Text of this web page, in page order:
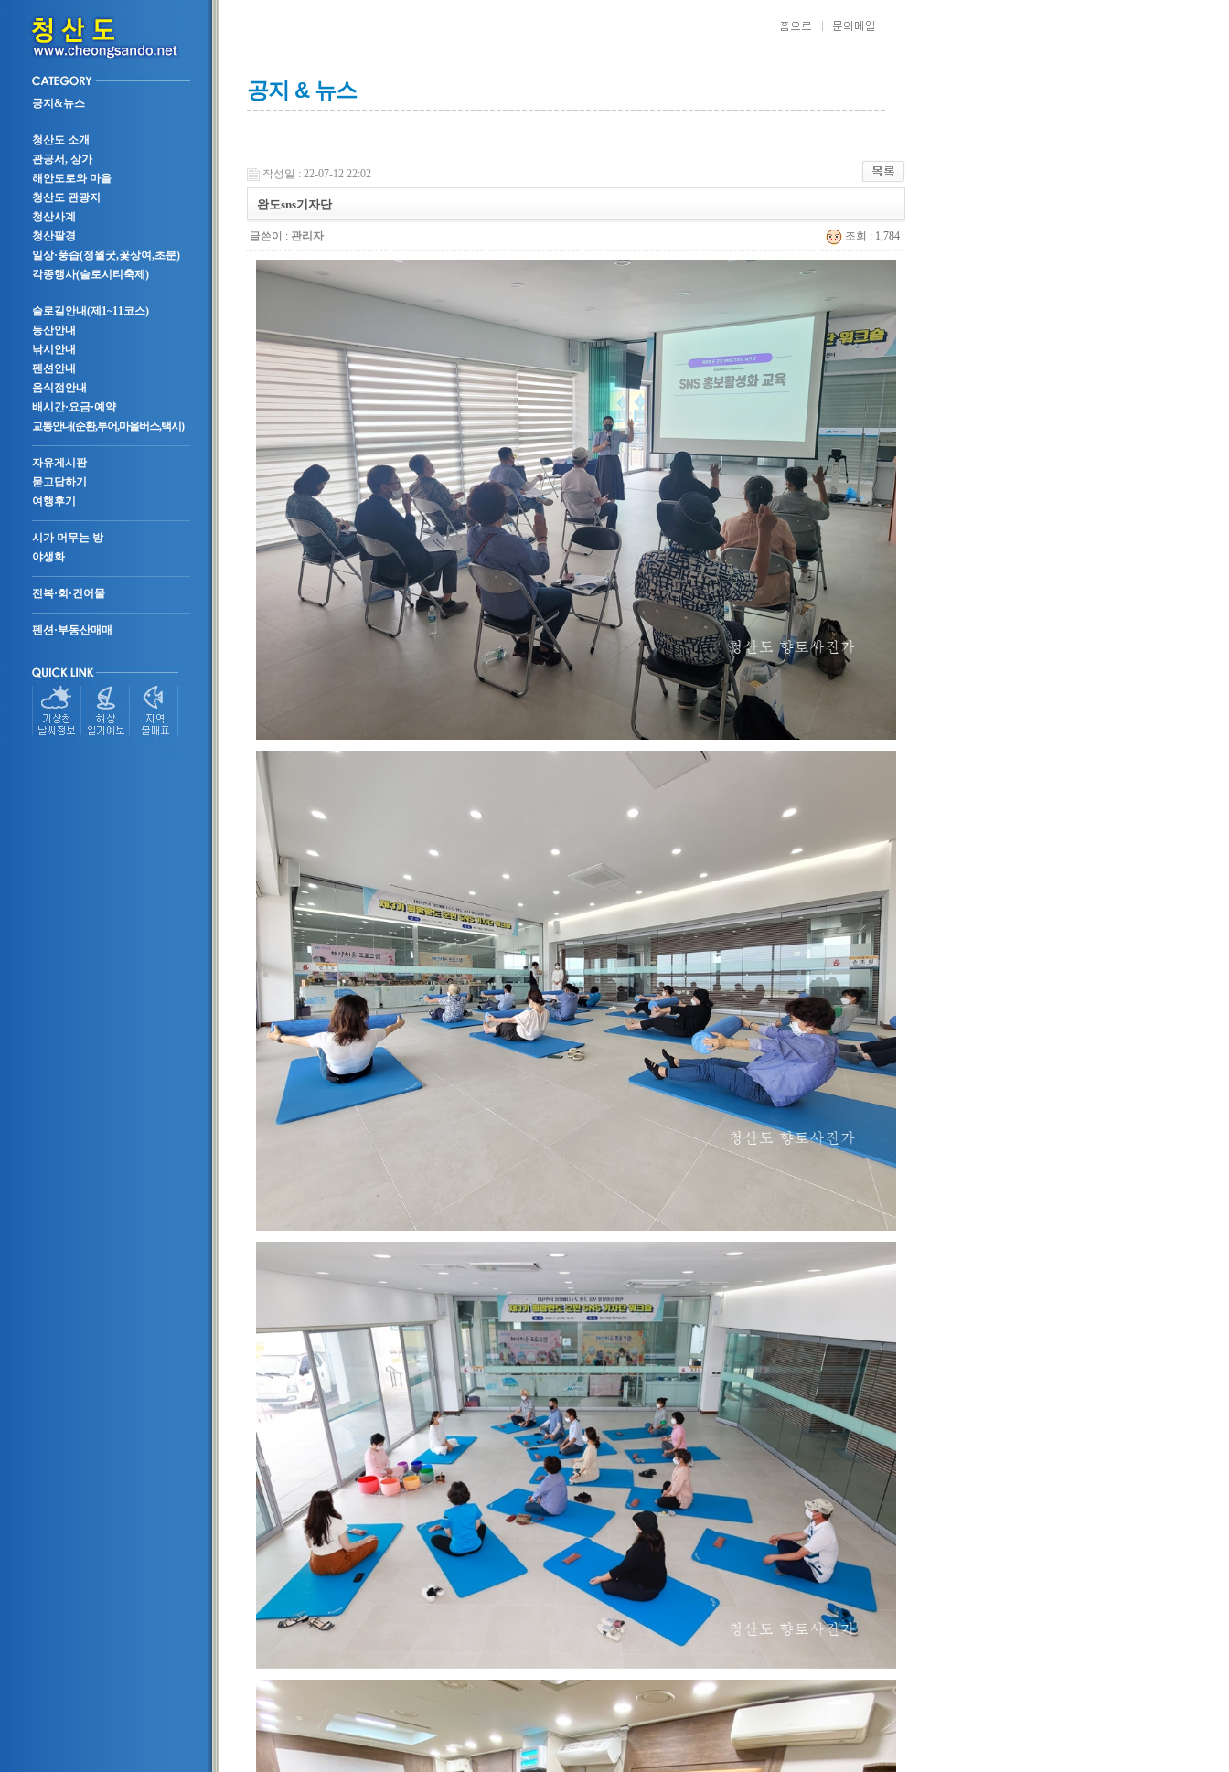
공지&뉴스
청산도 소개
관공서, 상가
해안도로와 마을
청산도 관광지
청산사계
청산팔경
일상·풍습(정월굿,꽃상여,초분)
각종행사(슬로시티축제)
슬로길안내(제1~11코스)
등산안내
낚시안내
펜션안내
음식점안내
배시간·요금·예약
교통안내(순환,투어,마을버스,택시)
자유게시판
묻고답하기
여행후기
시가 머무는 방
야생화
전복·회·건어물
펜션·부동산매매
공지 & 뉴스
작성일 : 22-07-12 22:02
완도sns기자단
글쓴이 : 관리자 조회 : 1,784